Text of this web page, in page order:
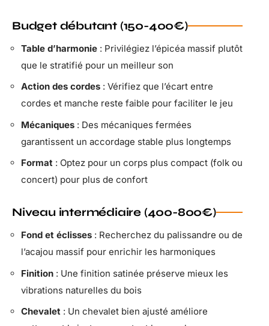
Budget débutant (150-400€)
Table d’harmonie : Privilégiez l’épicéa massif plutôt
que le stratifié pour un meilleur son
Action des cordes : Vérifiez que l’écart entre
cordes et manche reste faible pour faciliter le jeu
Mécaniques : Des mécaniques fermées
garantissent un accordage stable plus longtemps
Format : Optez pour un corps plus compact (folk ou
concert) pour plus de confort
Niveau intermédiaire (400-800€)
Fond et éclisses : Recherchez du palissandre ou de
l’acajou massif pour enrichir les harmoniques
Finition : Une finition satinée préserve mieux les
vibrations naturelles du bois
Chevalet : Un chevalet bien ajusté améliore